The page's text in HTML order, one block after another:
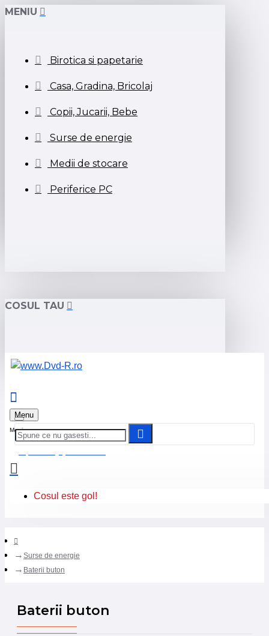
MENIU
Birotica si papetarie
Casa, Gradina, Bricolaj
Copii, Jucarii, Bebe
Surse de energie
Medii de stocare
Periferice PC
COSUL TAU
Menu
Cosul este gol!
Surse de energie
Baterii buton
Baterii buton